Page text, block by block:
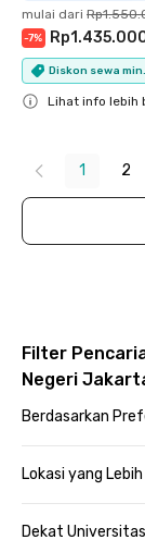
mulai dari
-7%
Diskon sewa
Lihat info lebih
1 2
Filter
Negeri
Berdasarkan
Lokasi yang
Dekat Universitas